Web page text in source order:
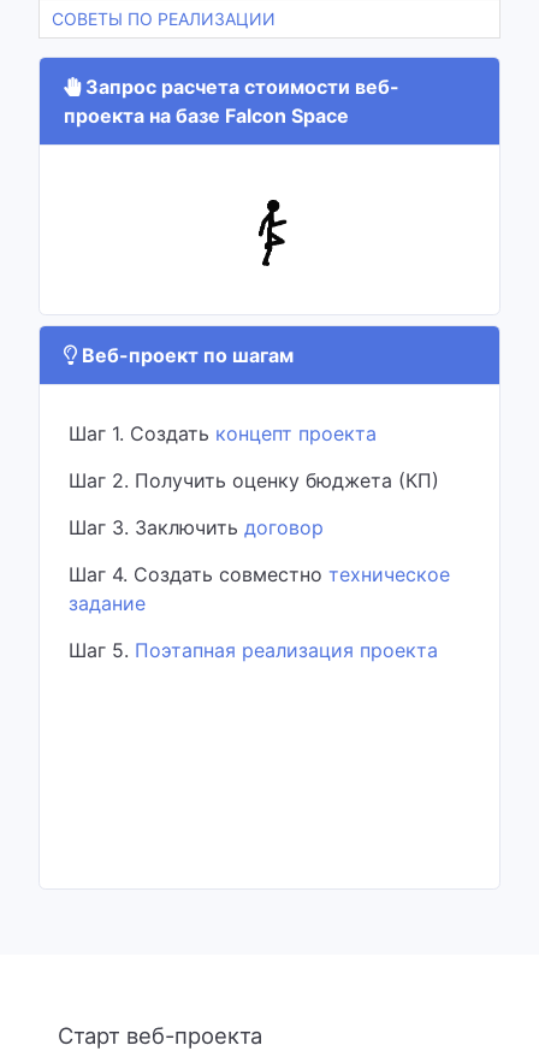
СОВЕТЫ ПО РЕАЛИЗАЦИИ
Запрос расчета стоимости веб-
проекта на базе Falcon Space
Веб-проект по шагам
Шаг 1. Создать концепт проекта
Шаг 2. Получить оценку бюджета (КП)
Шаг 3. Заключить договор
Шаг 4. Создать совместно техническое
задание
Шаг 5. Поэтапная реализация проекта
Старт веб-проекта